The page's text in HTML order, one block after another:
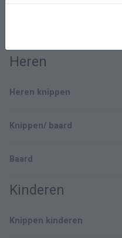
Heren
Heren knippen
Knippen/ baard
Baard
Kinderen
Knippen kinderen